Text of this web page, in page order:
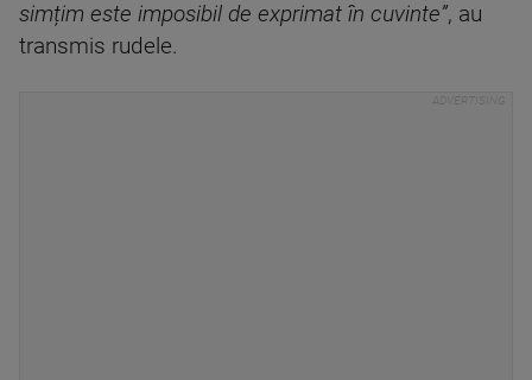
simțim este imposibil de exprimat în cuvinte”, au
transmis rudele.